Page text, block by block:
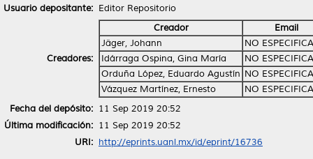
Usuario depositante: Editor Repositorio
Creadores:
Creador
Email
Jäger, Johann
NO
Idárraga Ospina, Gina María
NO
Orduña López, Eduardo Agustín NO
Vázquez Martínez, Ernesto
NO
Fecha del depósito: 11 Sep 2019 20:52
Última modificación: 11 Sep 2019 20:52
URI: http://eprints.uanl.mx/id/eprint/16736